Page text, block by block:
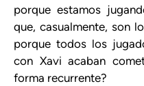
porque estamos
que, casualmente, son
porque todos los
con Xavi acaban
forma recurrente?